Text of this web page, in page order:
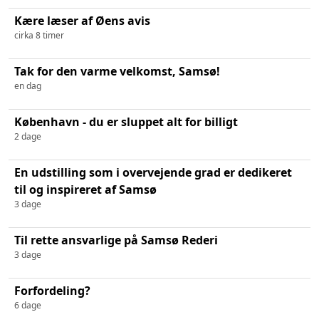
Kære læser af Øens avis
cirka 8 timer
Tak for den varme velkomst, Samsø!
en dag
København - du er sluppet alt for billigt
2 dage
En udstilling som i overvejende grad er dedikeret
til og inspireret af Samsø
3 dage
Til rette ansvarlige på Samsø Rederi
3 dage
Forfordeling?
6 dage